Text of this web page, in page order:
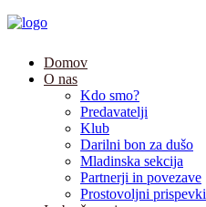
Domov
O nas
Kdo smo?
Predavatelji
Klub
Darilni bon za dušo
Mladinska sekcija
Partnerji in povezave
Prostovoljni prispevki